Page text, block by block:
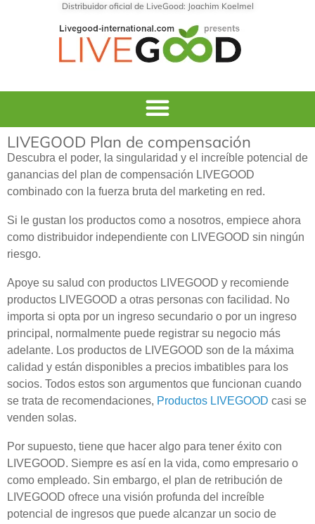
Distribuidor oficial de LiveGood: Joachim Koelmel
LIVEGOOD Plan de compensación
Descubra el poder, la singularidad y el increíble potencial de
ganancias del plan de compensación LIVEGOOD
combinado con la fuerza bruta del marketing en red.
Si le gustan los productos como a nosotros, empiece ahora
como distribuidor independiente con LIVEGOOD sin ningún
riesgo.
Apoye su salud con productos LIVEGOOD y recomiende
productos LIVEGOOD a otras personas con facilidad. No
importa si opta por un ingreso secundario o por un ingreso
principal, normalmente puede registrar su negocio más
adelante. Los productos de LIVEGOOD son de la máxima
calidad y están disponibles a precios imbatibles para los
socios. Todos estos son argumentos que funcionan cuando
se trata de recomendaciones, Productos LIVEGOOD casi se
venden solas.
Por supuesto, tiene que hacer algo para tener éxito con
LIVEGOOD. Siempre es así en la vida, como empresario o
como empleado. Sin embargo, el plan de retribución de
LIVEGOOD ofrece una visión profunda del increíble
potencial de ingresos que puede alcanzar un socio de